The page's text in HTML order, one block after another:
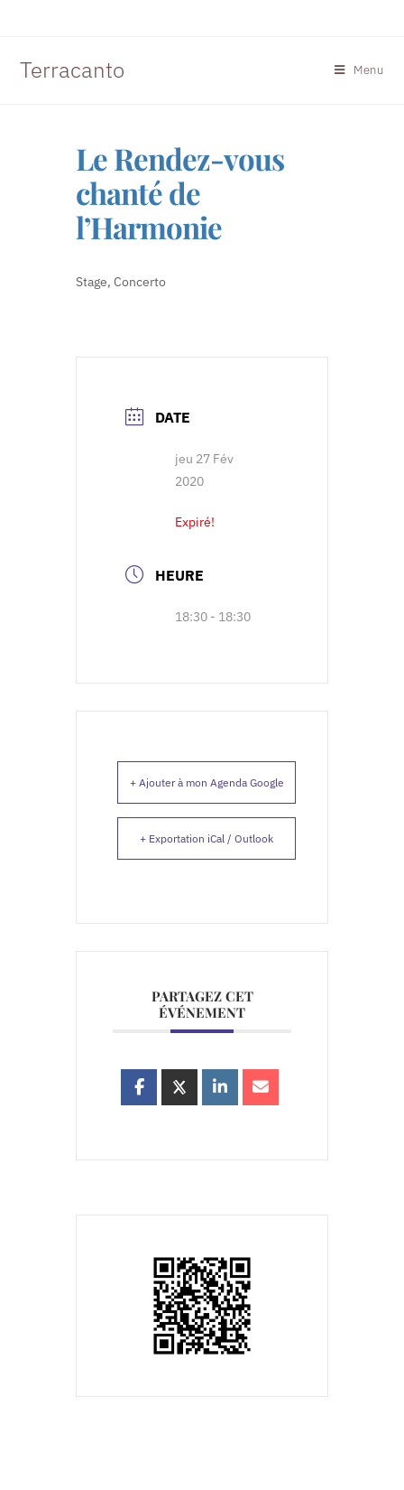
Terracanto Menu
Le Rendez-vous
chanté de
l’Harmonie
Stage, Concerto
DATE
jeu 27 Fév
2020
Expiré!
HEURE
18:30 - 18:30
+ Ajouter à mon Agenda Google
+ Exportation iCal / Outlook
PARTAGEZ CET
ÉVÉNEMENT